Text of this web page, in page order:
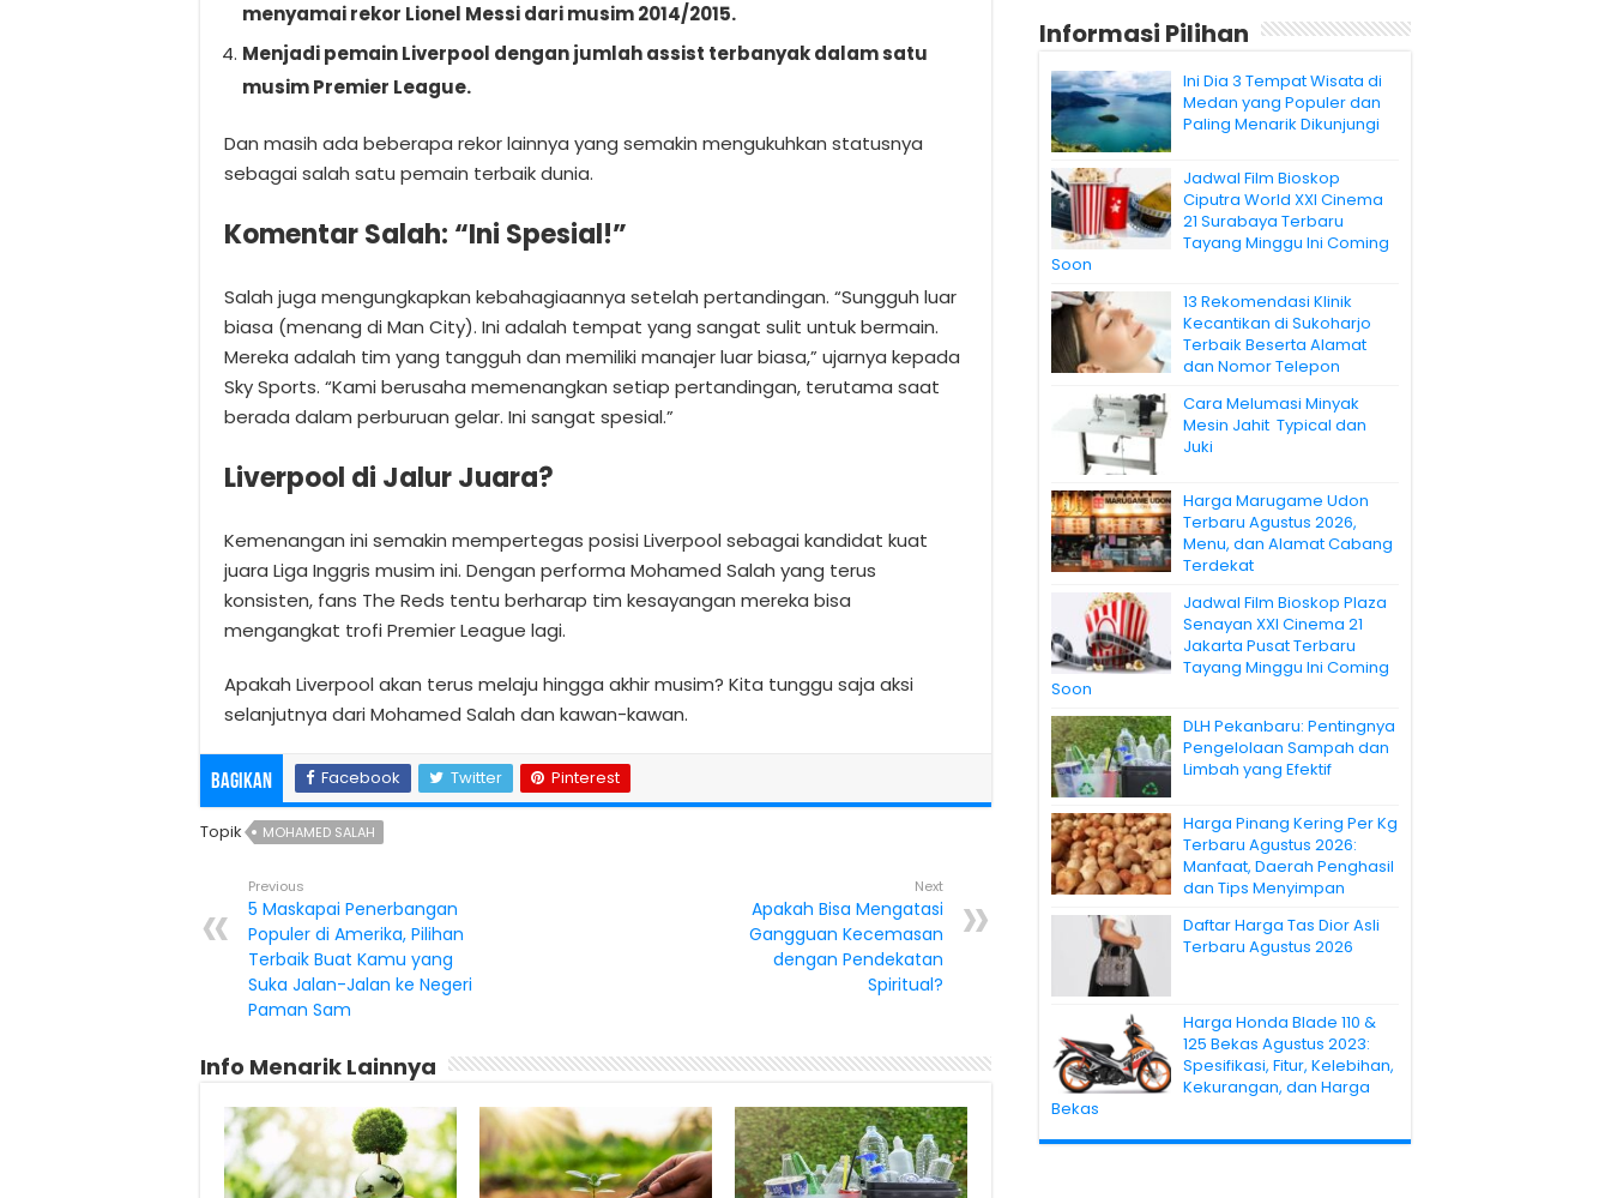
menyamai rekor Lionel Messi dari musim 2014/2015.
Menjadi pemain Liverpool dengan jumlah assist terbanyak dalam satu
musim Premier League.
Dan masih ada beberapa rekor lainnya yang semakin mengukuhkan statusnya
sebagai salah satu pemain terbaik dunia.
Komentar Salah: “Ini Spesial!”
Salah juga mengungkapkan kebahagiaannya setelah pertandingan. “Sungguh luar
biasa (menang di Man City). Ini adalah tempat yang sangat sulit untuk bermain.
Mereka adalah tim yang tangguh dan memiliki manajer luar biasa,” ujarnya kepada
Sky Sports. “Kami berusaha memenangkan setiap pertandingan, terutama saat
berada dalam perburuan gelar. Ini sangat spesial.”
Liverpool di Jalur Juara?
Kemenangan ini semakin mempertegas posisi Liverpool sebagai kandidat kuat
juara Liga Inggris musim ini. Dengan performa Mohamed Salah yang terus
konsisten, fans The Reds tentu berharap tim kesayangan mereka bisa
mengangkat trofi Premier League lagi.
Apakah Liverpool akan terus melaju hingga akhir musim? Kita tunggu saja aksi
selanjutnya dari Mohamed Salah dan kawan-kawan.
Bagikan Facebook Twitter Pinterest
Topik MOHAMED SALAH
Previous
5 Maskapai Penerbangan
Populer di Amerika, Pilihan
Terbaik Buat Kamu yang
Suka Jalan-Jalan ke Negeri
Paman Sam
Next
Apakah Bisa Mengatasi
Gangguan Kecemasan
dengan Pendekatan
Spiritual?
Info Menarik Lainnya
Informasi Pilihan
Ini Dia 3 Tempat Wisata di
Medan yang Populer dan
Paling Menarik Dikunjungi
Jadwal Film Bioskop
Ciputra World XXI Cinema
21 Surabaya Terbaru
Tayang Minggu Ini Coming
Soon
13 Rekomendasi Klinik
Kecantikan di Sukoharjo
Terbaik Beserta Alamat
dan Nomor Telepon
Cara Melumasi Minyak
Mesin Jahit Typical dan
Juki
Harga Marugame Udon
Terbaru Agustus 2026,
Menu, dan Alamat Cabang
Terdekat
Jadwal Film Bioskop Plaza
Senayan XXI Cinema 21
Jakarta Pusat Terbaru
Tayang Minggu Ini Coming
Soon
DLH Pekanbaru: Pentingnya
Pengelolaan Sampah dan
Limbah yang Efektif
Harga Pinang Kering Per Kg
Terbaru Agustus 2026:
Manfaat, Daerah Penghasil
dan Tips Menyimpan
Daftar Harga Tas Dior Asli
Terbaru Agustus 2026
Harga Honda Blade 110 &
125 Bekas Agustus 2023:
Spesifikasi, Fitur, Kelebihan,
Kekurangan, dan Harga
Bekas